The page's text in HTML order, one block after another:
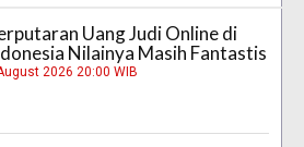
Uang Judi Online di
Nilainya Masih Fantastis
2026 20:00 WIB